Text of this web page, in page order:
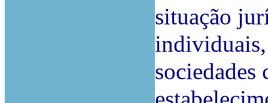
situação
individuais,